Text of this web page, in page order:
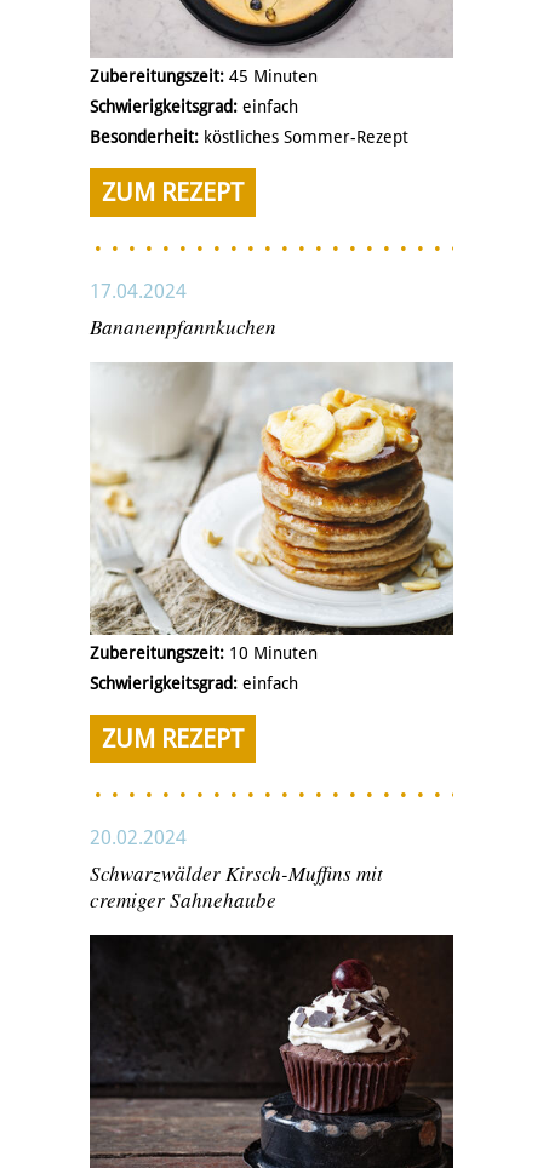
Zubereitungszeit: 45 Minuten
Schwierigkeitsgrad: einfach
Besonderheit: köstliches Sommer-Rezept
ZUM REZEPT
17.04.2024
Bananenpfannkuchen
Zubereitungszeit: 10 Minuten
Schwierigkeitsgrad: einfach
ZUM REZEPT
20.02.2024
Schwarzwälder Kirsch-Muffins mit
cremiger Sahnehaube